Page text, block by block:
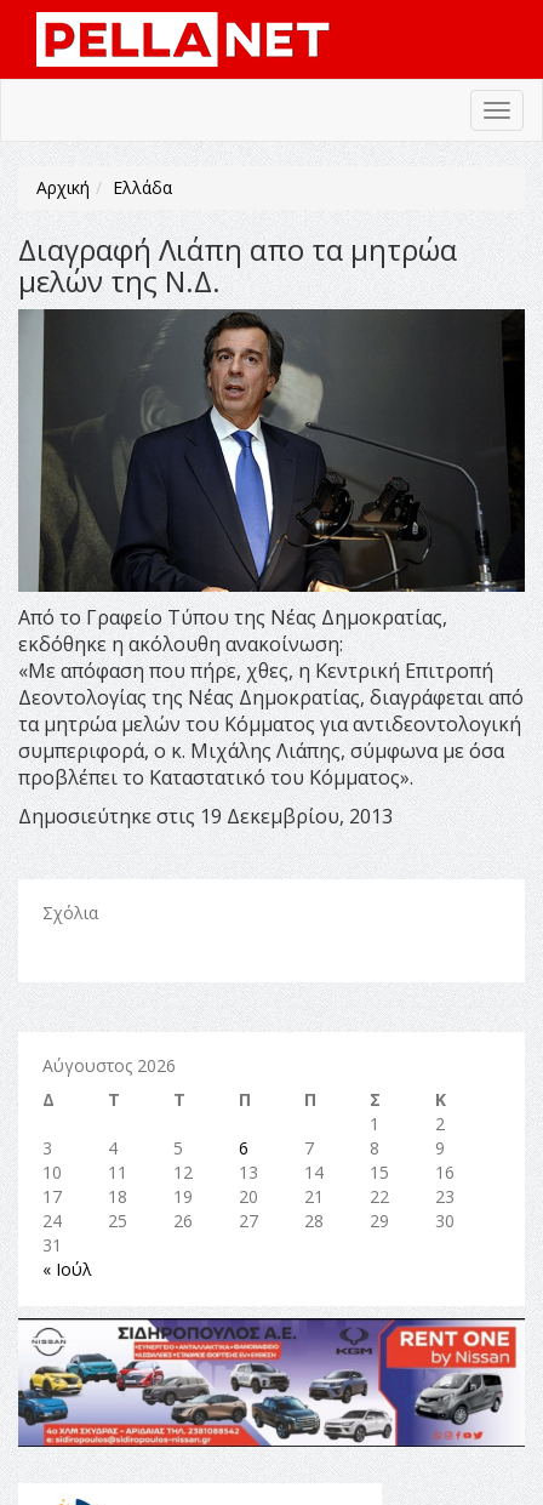
Αρχική Ελλάδα
Διαγραφή Λιάπη απο τα μητρώα
μελών της Ν.Δ.
Από το Γραφείο Τύπου της Νέας Δημοκρατίας,
εκδόθηκε η ακόλουθη ανακοίνωση:
«Με απόφαση που πήρε, χθες, η Κεντρική Επιτροπή
Δεοντολογίας της Νέας Δημοκρατίας, διαγράφεται από
τα μητρώα μελών του Κόμματος για αντιδεοντολογική
συμπεριφορά, ο κ. Μιχάλης Λιάπης, σύμφωνα με όσα
προβλέπει το Καταστατικό του Κόμματος».
Δημοσιεύτηκε στις 19 Δεκεμβρίου, 2013
Σχόλια
Αύγουστος 2026
Δ
Τ Τ Π Π Σ
Κ
1
2
3
4 5 6 7 8
9
10
11 12 13 14 15
16
17
18 19 20 21 22
23
24
25 26 27 28 29
30
31
« Ιούλ